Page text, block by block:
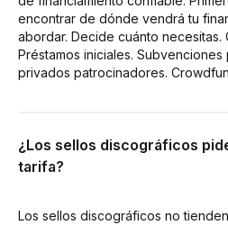
encontrar de dónde vendrá tu
abordar. Decide cuánto necesitas.
Préstamos iniciales.
privados patrocinadores.
¿Los sellos discográficos
tarifa?
Los sellos discográficos no